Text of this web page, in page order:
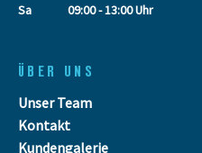
Sa
09:00 - 13:00 Uhr
ÜBER UNS
Unser Team
Kontakt
Kundengalerie